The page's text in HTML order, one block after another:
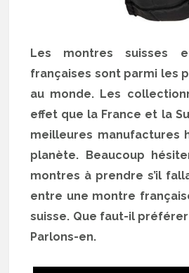
Les montres suisses
françaises sont parmi les
au monde. Les
effet que la France et la
meilleures manufactures
planète. Beaucoup
montres à prendre s’il
entre une montre
suisse. Que faut-il
Parlons-en.